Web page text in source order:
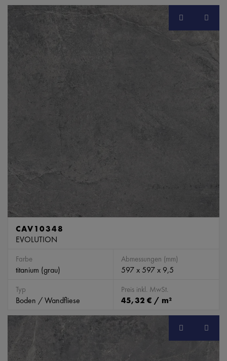
CAV10348
EVOLUTION
Farbe
titanium (grau)
Abmessungen (mm)
597 x 597 x 9,5
Typ
Boden / Wandfliese
Preis inkl. MwSt.
45,32 € / m²